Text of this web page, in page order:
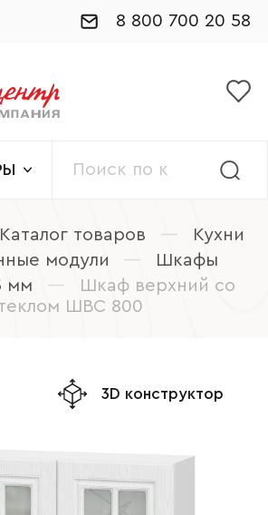
8 800 700 20 58
Каталог товаров —
Кухни
модули —
Шкафы
мм
—
Шкаф верхний со
ШВС 800
3D конструктор